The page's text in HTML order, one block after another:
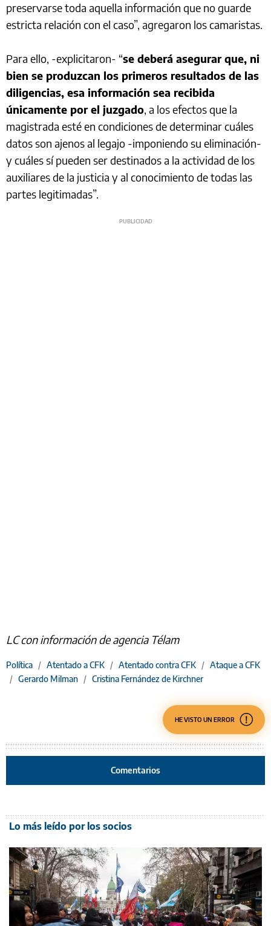
preservarse toda aquella información que no guarde
estricta relación con el caso”, agregaron los camaristas.
Para ello, -explicitaron- “se deberá asegurar que, ni
bien se produzcan los primeros resultados de las
diligencias, esa información sea recibida
únicamente por el juzgado, a los efectos que la
magistrada esté en condiciones de determinar cuáles
datos son ajenos al legajo -imponiendo su eliminación-
y cuáles sí pueden ser destinados a la actividad de los
auxiliares de la justicia y al conocimiento de todas las
partes legitimadas”.
LC con información de agencia Télam
Política / Atentado a CFK / Atentado contra CFK / Ataque a CFK
/ Gerardo Milman / Cristina Fernández de Kirchner
HE VISTO UN ERROR
Comentarios
Lo más leído por los socios